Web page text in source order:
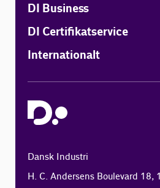
DI Business
DI Certifikatservice
Internationalt
Dansk Industri
H. C. Andersens Boulevard 18,